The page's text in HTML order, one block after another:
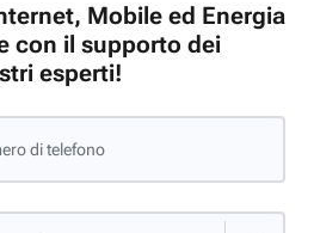
Mobile ed Energia
con il supporto dei
esperti!
di telefono